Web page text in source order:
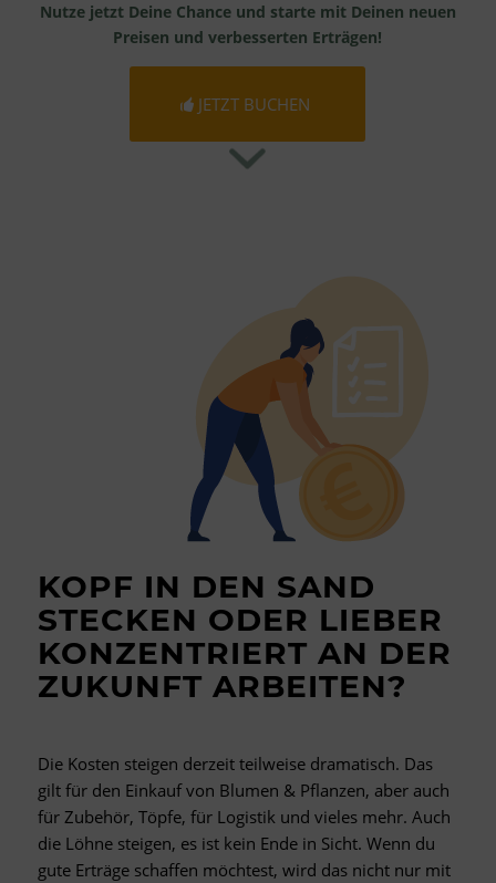
Nutze jetzt Deine Chance und starte mit Deinen neuen
Preisen und verbesserten Erträgen!
JETZT BUCHEN
KOPF IN DEN SAND
STECKEN ODER LIEBER
KONZENTRIERT AN DER
ZUKUNFT ARBEITEN?
Die Kosten steigen derzeit teilweise dramatisch. Das
gilt für den Einkauf von Blumen & Pflanzen, aber auch
für Zubehör, Töpfe, für Logistik und vieles mehr. Auch
die Löhne steigen, es ist kein Ende in Sicht. Wenn du
gute Erträge schaffen möchtest, wird das nicht nur mit